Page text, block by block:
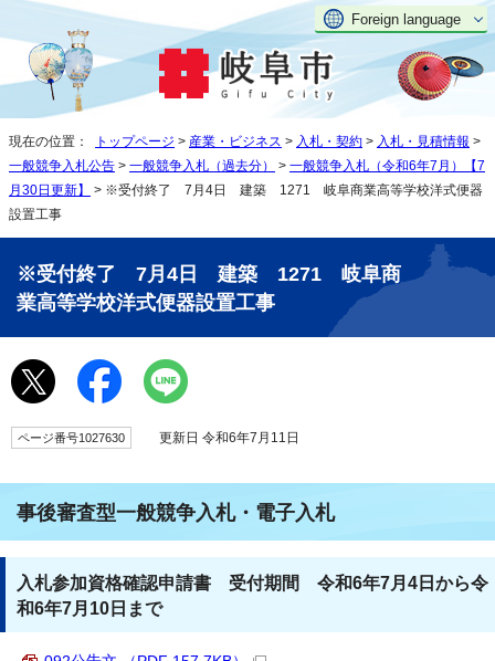
Foreign language
現在の位置： トップページ > 産業・ビジネス > 入札・契約 > 入札・見積情報 >
一般競争入札公告 > 一般競争入札（過去分） > 一般競争入札（令和6年7月）【7
月30日更新】
> ※受付終了 7月4日 建築 1271 岐阜商業高等学校洋式便器
設置工事
※受付終了 7月4日 建築 1271 岐阜商
業高等学校洋式便器設置工事
ページ番号1027630 更新日 令和6年7月11日
事後審査型一般競争入札・電子入札
入札参加資格確認申請書 受付期間 令和6年7月4日から令
和6年7月10日まで